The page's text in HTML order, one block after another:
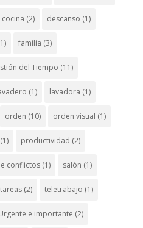
cocina (2) descanso (1)
familia (3)
del Tiempo (11)
(1) lavadora (1)
orden (10) orden visual (1)
productividad (2)
conflictos(1) salón (1)
tareas(2) teletrabajo (1)
e importante (2)